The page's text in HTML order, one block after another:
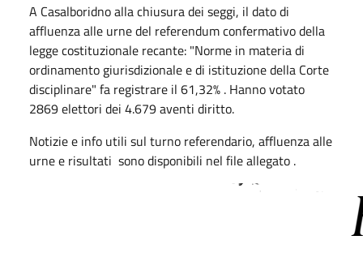
A Casalboridno alla chiusura dei seggi, il dato di
affluenza alle urne del referendum confermativo della
legge costituzionale recante: "Norme in materia di
ordinamento giurisdizionale e di istituzione della Corte
disciplinare" fa registrare il 61,32% . Hanno votato
2869 elettori dei 4.679 aventi diritto.
Notizie e info utili sul turno referendario, affluenza alle
urne e risultati sono disponibili nel file allegato .